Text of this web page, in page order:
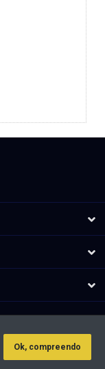
&cópia; 2026 TM
os direitos reservados.
Ok, compreendo